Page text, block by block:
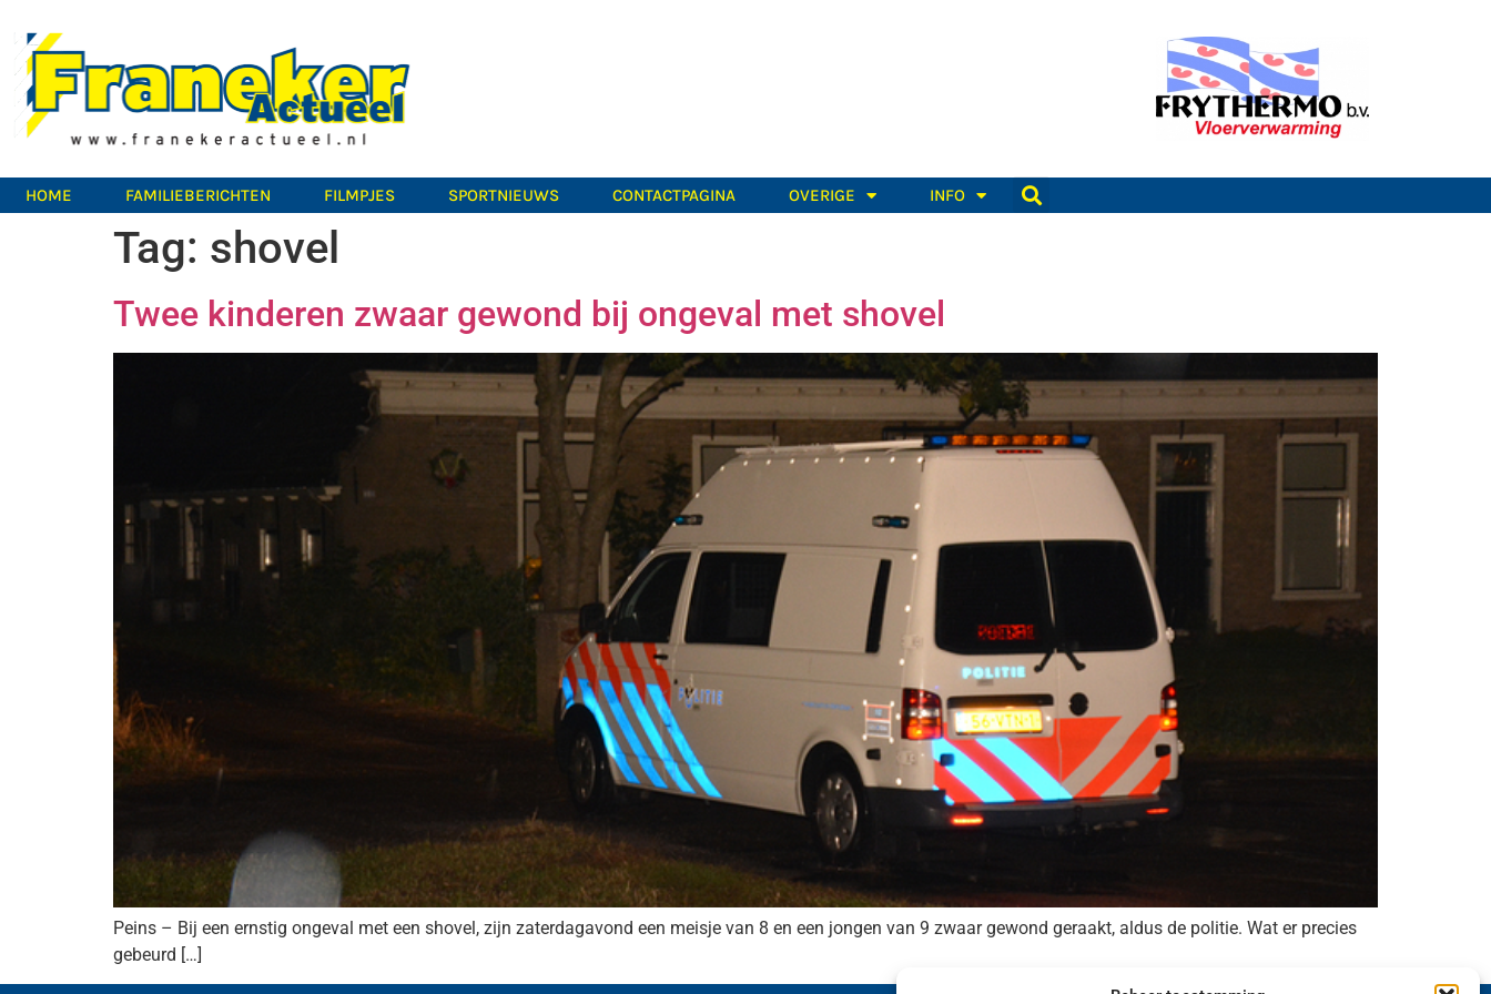
HOME FAMILIEBERICHTEN FILMPJES SPORTNIEUWS CONTACTPAGINA OVERIGE INFO
Tag: shovel
Twee kinderen zwaar gewond bij ongeval met shovel
Peins – Bij een ernstig ongeval met een shovel, zijn zaterdagavond een meisje van 8 en een jongen van 9 zwaar gewond geraakt, aldus de politie. Wat er precies
gebeurd […]